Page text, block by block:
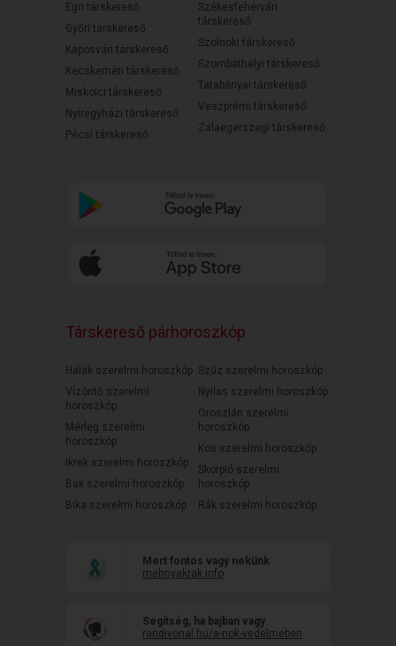
Egri társkereső
Győri társkereső
Kaposvári társkereső
Kecskeméti társkereső
Miskolci társkereső
Nyíregyházi társkereső
Pécsi társkereső
Székesfehérvári
társkereső
Szolnoki társkereső
Szombathelyi társkereső
Tatabányai társkereső
Veszprémi társkereső
Zalaegerszegi társkereső
Társkereső párhoroszkóp
Halak szerelmi horoszkóp
Vízöntő szerelmi
horoszkóp
Mérleg szerelmi
horoszkóp
Ikrek szerelmi horoszkóp
Bak szerelmi horoszkóp
Bika szerelmi horoszkóp
Szűz szerelmi horoszkóp
Nyilas szerelmi horoszkóp
Oroszlán szerelmi
horoszkóp
Kos szerelmi horoszkóp
Skorpió szerelmi
horoszkóp
Rák szerelmi horoszkóp
Mert fontos vagy nekünk
mehnyakrak.info
Segítség, ha bajban vagy
randivonal.hu/a-nok-vedelmeben